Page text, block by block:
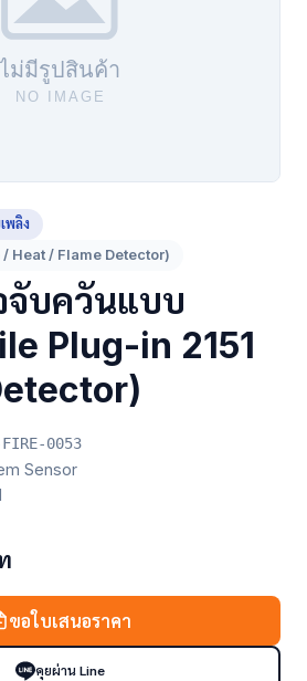
พลิง
/ Heat / Flame Detector)
จับควันแบบ
Plug-in 2151
FIRE-0053
Sensor
ขอใบเสนอราคา
คุยผ่าน Line